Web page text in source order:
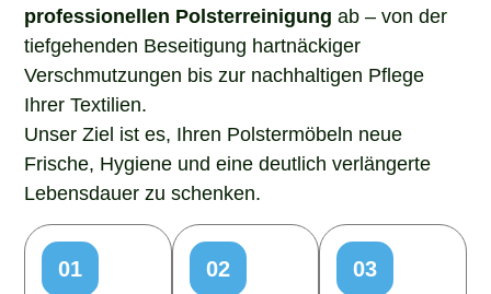
professionellen Polsterreinigung ab – von der
tiefgehenden Beseitigung hartnäckiger
Verschmutzungen bis zur nachhaltigen Pflege
Ihrer Textilien.
Unser Ziel ist es, Ihren Polstermöbeln neue
Frische, Hygiene und eine deutlich verlängerte
Lebensdauer zu schenken.
01
02
03